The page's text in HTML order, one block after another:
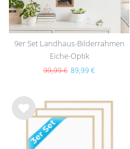
9er Set Landhaus-Bilderrahmen
Eiche-Optik
99,99 € 89,99 €
Wu
hlist